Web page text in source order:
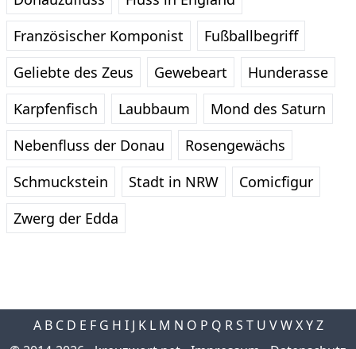
Französischer Komponist
Fußballbegriff
Geliebte des Zeus
Gewebeart
Hunderasse
Karpfenfisch
Laubbaum
Mond des Saturn
Nebenfluss der Donau
Rosengewächs
Schmuckstein
Stadt in NRW
Comicfigur
Zwerg der Edda
A B C D E F G H I J K L M N O P Q R S T U V W X Y Z